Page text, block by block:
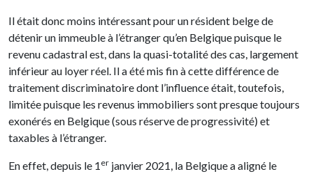
Il était donc moins intéressant pour un résident belge de
détenir un immeuble à l’étranger qu’en Belgique puisque le
revenu cadastral est, dans la quasi-totalité des cas, largement
inférieur au loyer réel. Il a été mis fin à cette différence de
traitement discriminatoire dont l’influence était, toutefois,
limitée puisque les revenus immobiliers sont presque toujours
exonérés en Belgique (sous réserve de progressivité) et
taxables à l’étranger.
En effet, depuis le 1 er janvier 2021, la Belgique a aligné le